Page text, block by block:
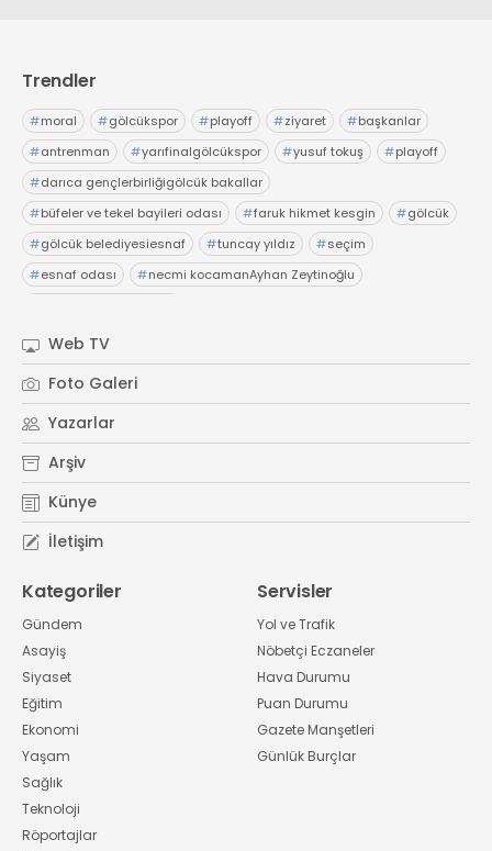
Trendler
#moral #gölcükspor #playoff #ziyaret #başkanlar
#antrenman #yarıfinalgölcükspor #yusuf tokuş #playoff
#darıca gençlerbirliğigölcük bakallar
#büfeler ve tekel bayileri odası #faruk hikmet kesgin #gölcük
#gölcük belediyesiesnaf #tuncay yıldız #seçim
#esnaf odası #necmi kocamanAyhan Zeytinoğlu
Web TV
Foto Galeri
Yazarlar
Arşiv
Künye
İletişim
Kategoriler
Gündem
Asayiş
Siyaset
Eğitim
Ekonomi
Yaşam
Sağlık
Teknoloji
Röportajlar
Servisler
Yol ve Trafik
Nöbetçi Eczaneler
Hava Durumu
Puan Durumu
Gazete Manşetleri
Günlük Burçlar